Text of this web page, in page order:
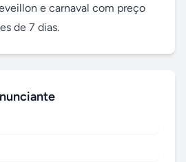
e carnaval com preço
de 7 dias.